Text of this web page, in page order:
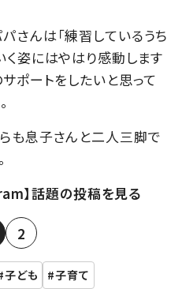
さんは「練習しているうち
く姿にはやはり感動します
ポートをしたいと思って
も息子さんと二人三脚で
】話題の投稿を見る
2
子ども 子育て